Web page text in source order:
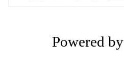
Powered by